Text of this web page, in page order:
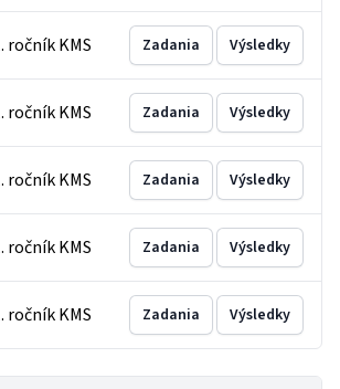
ročník KMS Zadania Výsledky
ročník KMS Zadania Výsledky
ročník KMS Zadania Výsledky
ročník KMS Zadania Výsledky
ročník KMS Zadania Výsledky